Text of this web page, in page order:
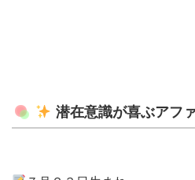
潜在意識が喜ぶアフ